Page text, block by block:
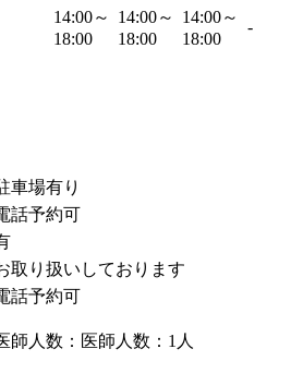
14:00～
18:00
14:00～
18:00
14:00～
18:00
-
車場有り
話予約可
取り扱いしております
話予約可
師人数：医師人数：1人